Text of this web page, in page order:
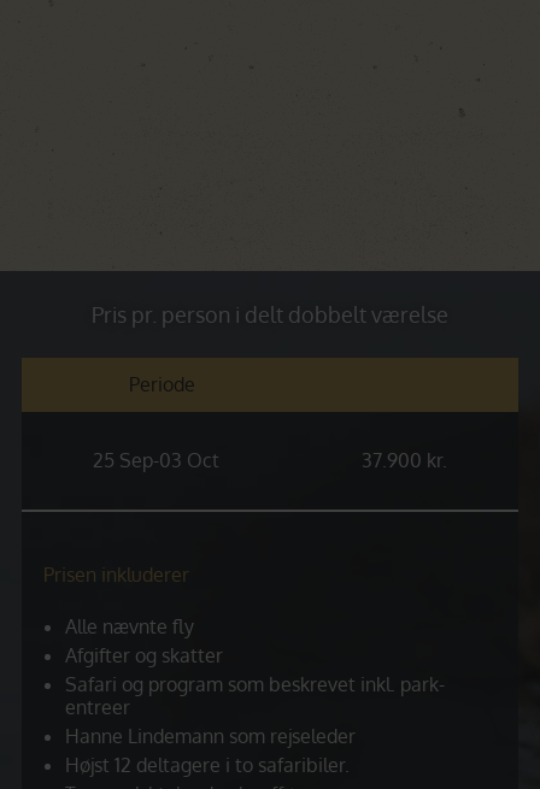
Pris pr. person i delt dobbelt værelse
Periode
25 Sep-03 Oct 37.900 kr.
Prisen inkluderer
Alle nævnte fly
Afgifter og skatter
Safari og program som beskrevet inkl. park-
entreer
Hanne Lindemann som rejseleder
Højst 12 deltagere i to safaribiler.